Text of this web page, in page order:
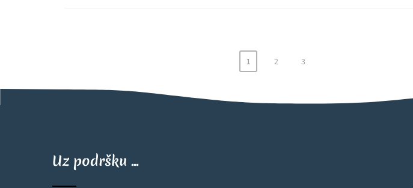
stranica
1 2 3
Uz podršku ...